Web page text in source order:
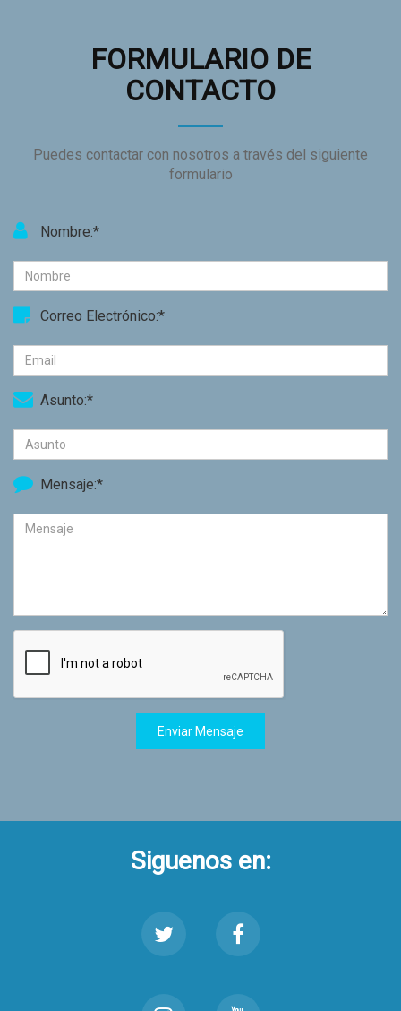
FORMULARIO DE
CONTACTO
Puedes contactar con nosotros a través del siguiente
formulario
Nombre:*
Correo Electrónico:*
Asunto:*
Mensaje:*
Enviar Mensaje
Siguenos en: